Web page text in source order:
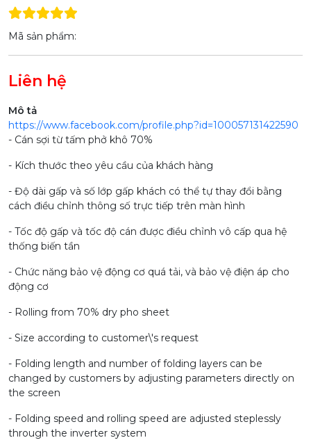
Mã sản phẩm:
Liên hệ
Mô tả
https://www.facebook.com/profile.php?id=100057131422590
- Cán sợi từ tấm phở khô 70%
- Kích thước theo yêu cầu của khách hàng
- Độ dài gấp và số lớp gấp khách có thể tự thay đổi bằng
cách điều chỉnh thông số trực tiếp trên màn hình
- Tốc độ gấp và tốc độ cán được điều chỉnh vô cấp qua hệ
thống biến tần
- Chức năng bảo vệ động cơ quá tải, và bảo vệ điện áp cho
động cơ
- Rolling from 70% dry pho sheet
- Size according to customer\'s request
- Folding length and number of folding layers can be
changed by customers by adjusting parameters directly on
the screen
- Folding speed and rolling speed are adjusted steplessly
through the inverter system